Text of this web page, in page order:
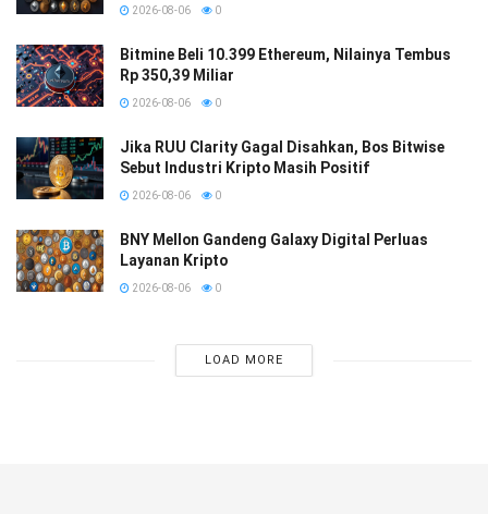
2026-08-06 0
Bitmine Beli 10.399 Ethereum, Nilainya Tembus
Rp 350,39 Miliar
2026-08-06 0
Jika RUU Clarity Gagal Disahkan, Bos Bitwise
Sebut Industri Kripto Masih Positif
2026-08-06 0
BNY Mellon Gandeng Galaxy Digital Perluas
Layanan Kripto
2026-08-06 0
LOAD MORE